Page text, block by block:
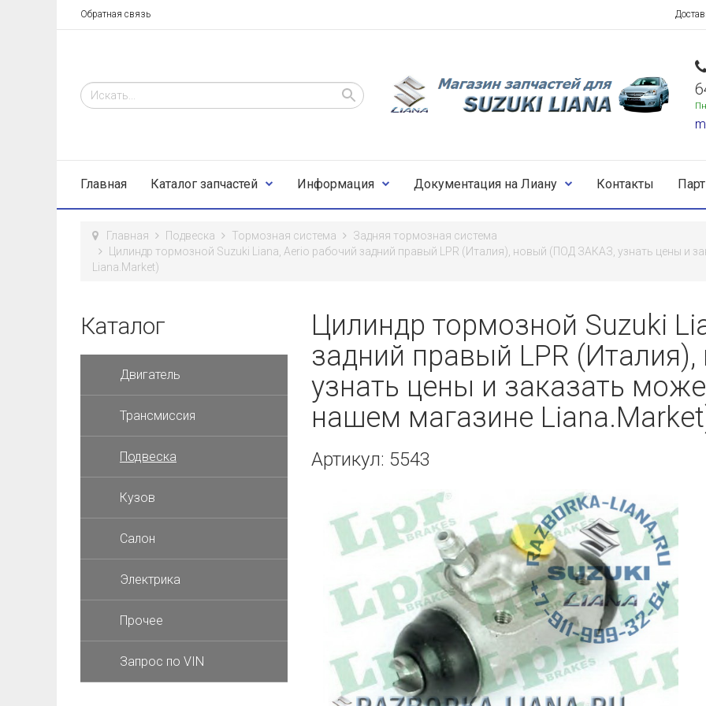
Обратная связь
Главная Каталог запчастей Информация Документация на Лиану Контакты
Главная Подвеска Тормозная система
Задняя тормозная система
Цилиндр тормозной Suzuki Liana, Aerio рабочий задний правый LPR (Италия), новый (ПОД ЗАКАЗ, узнать цены и
Liana.Market)
Цилиндр тормозной Suzuki
задний правый LPR
узнать цены и заказать
нашем магазине
Артикул: 5543
Каталог
Двигатель
Трансмиссия
Подвеска
Кузов
Салон
Электрика
Прочее
Запрос по VIN